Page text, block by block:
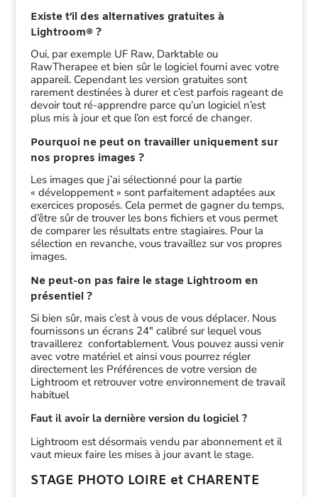
Existe t’il des alternatives gratuites à
Lightroom® ?
Oui, par exemple UF Raw, Darktable ou
RawTherapee et bien sûr le logiciel fourni avec votre
appareil. Cependant les version gratuites sont
rarement destinées à durer et c’est parfois rageant de
devoir tout ré-apprendre parce qu’un logiciel n’est
plus mis à jour et que l’on est forcé de changer.
Pourquoi ne peut on travailler uniquement sur
nos propres images ?
Les images que j’ai sélectionné pour la partie
« développement » sont parfaitement adaptées aux
exercices proposés. Cela permet de gagner du temps,
d’être sûr de trouver les bons fichiers et vous permet
de comparer les résultats entre stagiaires. Pour la
sélection en revanche, vous travaillez sur vos propres
images.
Ne peut-on pas faire le stage Lightroom en
présentiel ?
Si bien sûr, mais c’est à vous de vous déplacer. Nous
fournissons un écrans 24″ calibré sur lequel vous
travaillerez confortablement. Vous pouvez aussi venir
avec votre matériel et ainsi vous pourrez régler
directement les Préférences de votre version de
Lightroom et retrouver votre environnement de travail
habituel
Faut il avoir la dernière version du logiciel ?
Lightroom est désormais vendu par abonnement et il
vaut mieux faire les mises à jour avant le stage.
STAGE PHOTO LOIRE et CHARENTE